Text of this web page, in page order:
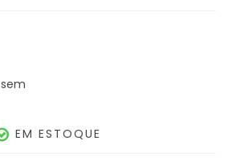
sem
EM ESTOQUE